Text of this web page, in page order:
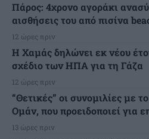
Πάρος: 4χρονο αγοράκι
αισθήσεις του από πισίνα
12 ώρες πριν
Η Χαμάς δηλώνει εκ νέου
σχέδιο των ΗΠΑ για τη Γάζα
12 ώρες πριν
“Θετικές” οι συνομιλίες με
Ομάν, που προειδοποιεί για
13 ώρες πριν